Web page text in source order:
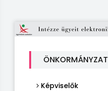
ÖNKORMÁNYZAT
Képviselők